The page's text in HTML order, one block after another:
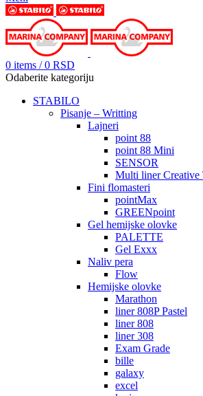
0 items / 0 RSD
Odaberite kategoriju
STABILO
Pisanje – Writting
Lajneri
point 88
point 88 Mini
SENSOR
Multi liner Creative
Fini flomasteri
pointMax
GREENpoint
Gel hemijske olovke
PALETTE
Gel Exxx
Naliv pera
Flow
Hemijske olovke
Marathon
liner 808P Pastel
liner 808
liner 308
Exam Grade
bille
galaxy
excel